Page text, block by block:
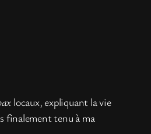
locaux, expliquant la vie
finalement tenu à ma